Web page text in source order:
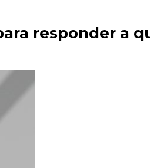
responder a